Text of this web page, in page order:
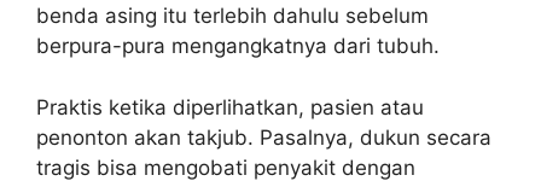
benda asing itu terlebih dahulu sebelum
berpura-pura mengangkatnya dari tubuh.
Praktis ketika diperlihatkan, pasien atau
penonton akan takjub. Pasalnya, dukun secara
tragis bisa mengobati penyakit dengan